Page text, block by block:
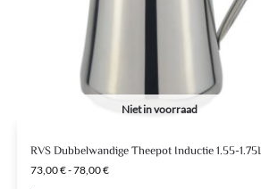
Niet in voorraad
RVS Dubbelwandige Theepot Inductie 1.55-1.75L
73,00€-78,00€